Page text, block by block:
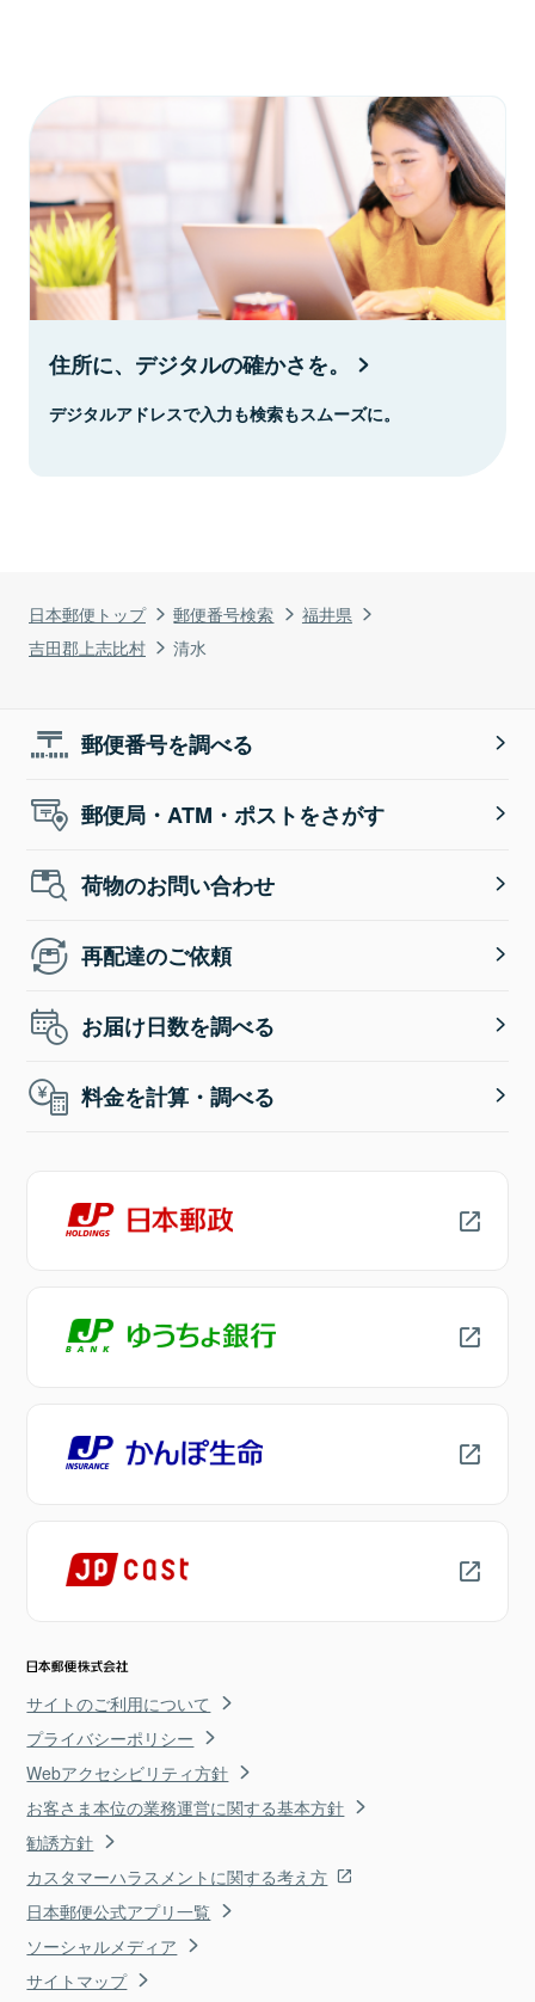
日本郵便トップ 郵便番号検索
福井県
吉田郡上志比村
清水
住所に、デジタルの確かさを。
デジタルアドレスで入力も検索もスムーズに。
郵便番号を調べる
郵便局・ATM・ポストをさがす
荷物のお問い合わせ
再配達のご依頼
お届け日数を調べる
料金を計算・調べる
サイトのご利用について
プライバシーポリシー
Webアクセシビリティ方針
お客さま本位の業務運営に関する基本方針
勧誘方針
カスタマーハラスメントに関する考え方
日本郵便公式アプリ一覧
ソーシャルメディア
サイトマップ